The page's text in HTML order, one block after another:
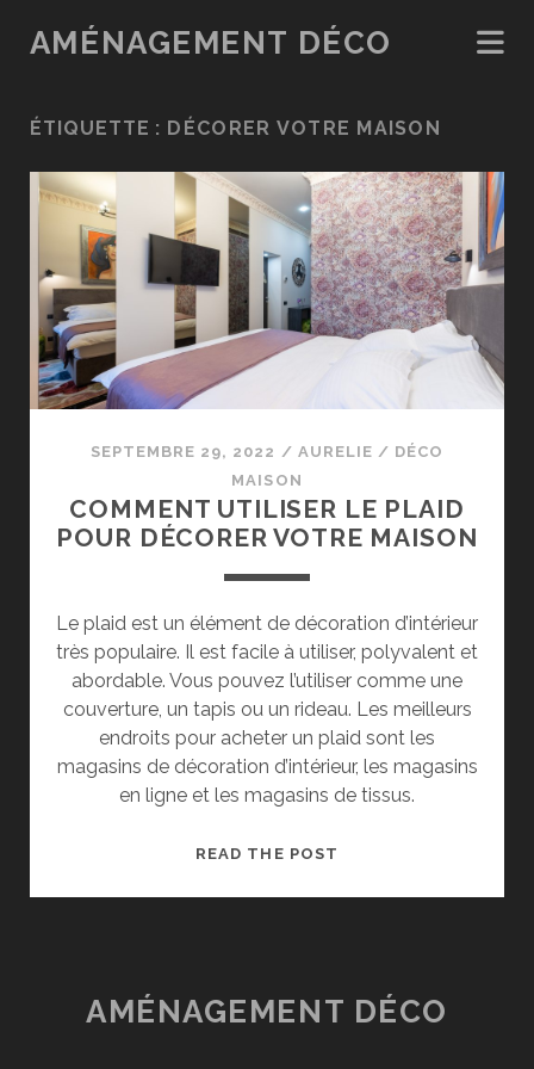
AMÉNAGEMENT DÉCO
ÉTIQUETTE : DÉCORER VOTRE MAISON
SEPTEMBRE 29, 2022 / AURELIE / DÉCO
MAISON
COMMENT UTILISER LE PLAID
POUR DÉCORER VOTRE MAISON
Le plaid est un élément de décoration d’intérieur
très populaire. Il est facile à utiliser, polyvalent et
abordable. Vous pouvez l’utiliser comme une
couverture, un tapis ou un rideau. Les meilleurs
endroits pour acheter un plaid sont les
magasins de décoration d’intérieur, les magasins
en ligne et les magasins de tissus.
READ THE POST
DÉCORER
VOTRE
AMÉNAGEMENT DÉCO